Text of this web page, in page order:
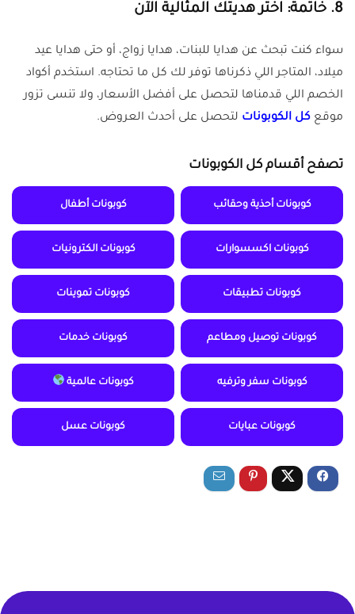
8. خاتمة: اختر هديتك المثالية الآن
سواء كنت تبحث عن هدايا للبنات، هدايا زواج، أو حتى هدايا عيد
ميلاد، المتاجر اللي ذكرناها توفر لك كل ما تحتاجه. استخدم أكواد
الخصم اللي قدمناها لتحصل على أفضل الأسعار، ولا تنسى تزور
موقع كل الكوبونات لتحصل على أحدث العروض.
تصفح أقسام كل الكوبونات
كوبونات أحذية وحقائب كوبونات أطفال
كوبونات اكسسوارات كوبونات الكترونيات
كوبونات تطبيقات كوبونات تموينات
كوبونات توصيل ومطاعم كوبونات خدمات
كوبونات سفر وترفيه كوبونات عالمية
كوبونات عبايات كوبونات عسل